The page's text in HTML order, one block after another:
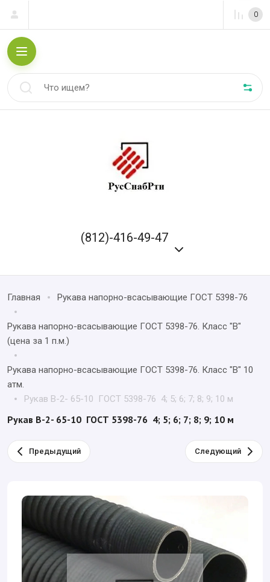
0
(812)-416-49-47
Главная Рукава напорно-всасывающие ГОСТ 5398-76
Рукава напорно-всасывающие ГОСТ 5398-76. Класс "В"
(цена за 1 п.м.)
Рукава напорно-всасывающие ГОСТ 5398-76. Класс "В" 10
атм.
Рукав В-2- 65-10 ГОСТ 5398-76 4; 5; 6; 7; 8; 9; 10 м
Рукав В-2- 65-10 ГОСТ 5398-76 4; 5; 6; 7; 8; 9; 10 м
Предыдущий Следующий